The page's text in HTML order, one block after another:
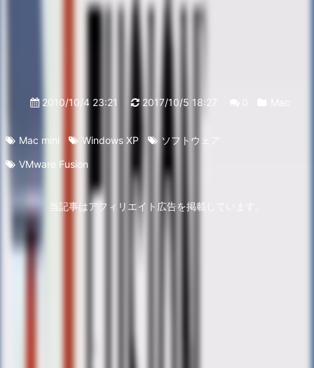
2010/10/4 23:21 2017/10/5 18:27
Mac mini Windows XP
ソフトウェア
VMware Fusion
当記事はアフィリエイト広告を掲載しています。